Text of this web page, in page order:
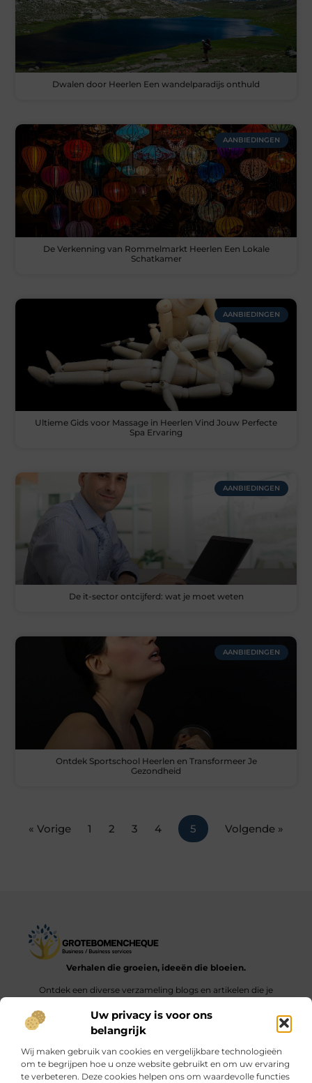
Uw privacy is voor ons
belangrijk
Wij maken gebruik van cookies en vergelijkbare technologieën
om te begrijpen hoe u onze website gebruikt en om uw ervaring
te verbeteren. Deze cookies helpen ons om waardevolle functies
Dwalen door Heerlen Een wandelparadijs onthuld
AANBIEDINGEN
De Verkenning van Rommelmarkt Heerlen Een Lokale
Schatkamer
AANBIEDINGEN
Ultieme Gids voor Massage in Heerlen Vind Jouw Perfecte
Spa Ervaring
AANBIEDINGEN
De it-sector ontcijferd: wat je moet weten
AANBIEDINGEN
Ontdek Sportschool Heerlen en Transformeer Je
Gezondheid
« Vorige 1 2 3 4 5 Volgende »
Verhalen die groeien, ideeën die bloeien.
Ontdek een diverse verzameling blogs en artikelen die je
dagelijks leven.